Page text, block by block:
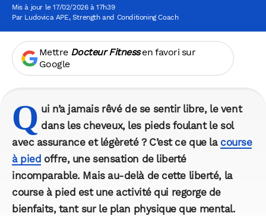
Mis à jour le 17/02/2026 à 17h39
Par Ludovica APE, Strength and Conditioning Coach
Mettre Docteur Fitnessen favori sur
Google
Q ui n’a jamais rêvé de se sentir libre, le vent
dans les cheveux, les pieds foulant le sol
avec assurance et légèreté ? C’est ce que la course
à pied offre, une sensation de liberté
incomparable. Mais au-delà de cette liberté, la
course à pied est une activité qui regorge de
bienfaits, tant sur le plan physique que mental.